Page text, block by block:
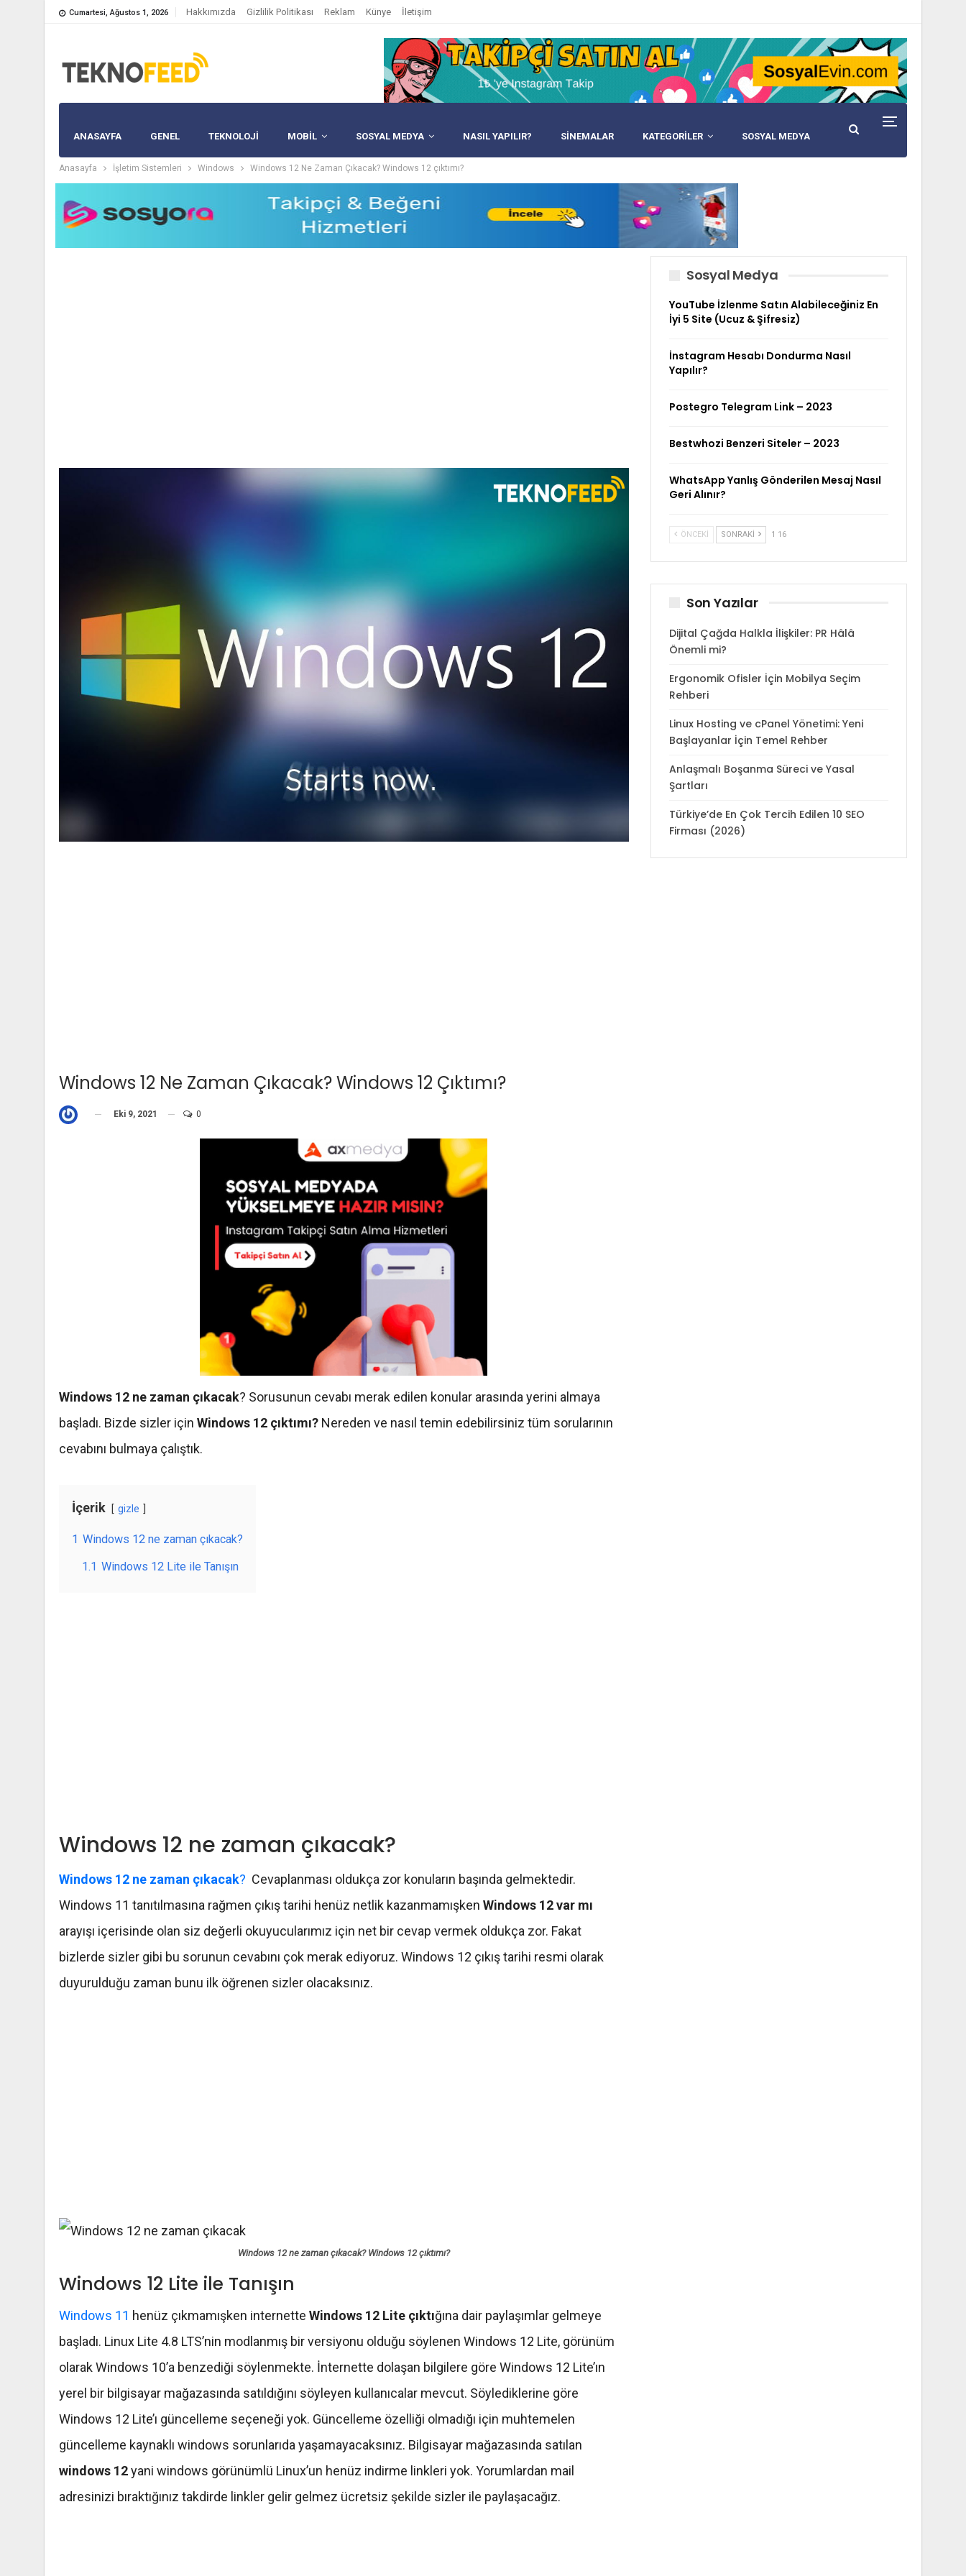
Cumartesi, Ağustos 1, 2026 Hakkımızda Gizlilik Politikası Reklam Künye İletişim
ANASAYFA GENEL TEKNOLOJİ MOBIL SOSYAL MEDYA NASIL YAPILIR? SINEMALAR KATEGORİLER SOSYAL MEDYA
Anasayfa İşletim Sistemleri Windows Windows 12 Ne Zaman Çıkacak? Windows 12 çıktımı?
Windows 12 Ne Zaman Çıkacak? Windows 12 Çıktımı?
Eki 9, 2021 0
Windows 12 ne zaman çıkacak? Sorusunun cevabı merak edilen konular arasında yerini almaya
başladı. Bizde sizler için Windows 12 çıktımı? Nereden ve nasıl temin edebilirsiniz tüm sorularının
cevabını bulmaya çalıştık.
İçerik gizle
1 Windows 12 ne zaman çıkacak?
1.1 Windows 12 Lite ile Tanışın
Windows 12 ne zaman çıkacak?
Windows 12 ne zaman çıkacak? Cevaplanması oldukça zor konuların başında gelmektedir.
Windows 11 tanıtılmasına rağmen çıkış tarihi henüz netlik kazanmamışken Windows 12 var mı
arayışı içerisinde olan siz değerli okuyucularımız için net bir cevap vermek oldukça zor. Fakat
bizlerde sizler gibi bu sorunun cevabını çok merak ediyoruz. Windows 12 çıkış tarihi resmi olarak
duyurulduğu zaman bunu ilk öğrenen sizler olacaksınız.
Windows 12 ne zaman çıkacak? Windows 12 çıktımı?
Windows 12 Lite ile Tanışın
Windows 11 henüz çıkmamışken internette Windows 12 Lite çıktığına dair paylaşımlar gelmeye
başladı. Linux Lite 4.8 LTS’nin modlanmış bir versiyonu olduğu söylenen Windows 12 Lite, görünüm
olarak Windows 10’a benzediği söylenmekte. İnternette dolaşan bilgilere göre Windows 12 Lite’ın
yerel bir bilgisayar mağazasında satıldığını söyleyen kullanıcalar mevcut. Söylediklerine göre
Windows 12 Lite’ı güncelleme seçeneği yok. Güncelleme özelliği olmadığı için muhtemelen
güncelleme kaynaklı windows sorunlarıda yaşamayacaksınız. Bilgisayar mağazasında satılan
windows 12yani windows görünümlü Linux’un henüz indirme linkleri yok. Yorumlardan mail
adresinizi bıraktığınız takdirde linkler gelir gelmez ücretsiz şekilde sizler ile paylaşacağız.
Sosyal Medya
YouTube İzlenme Satın Alabileceğiniz En
İyi 5 Site (Ucuz & Şifresiz)
İnstagram Hesabı Dondurma Nasıl
Yapılır?
Postegro Telegram Link – 2023
Bestwhozi Benzeri Siteler – 2023
WhatsApp Yanlış Gönderilen Mesaj Nasıl
Geri Alınır?
ÖNCEKI SONRAKI 1 16
Son Yazılar
Dijital Çağda Halkla İlişkiler: PR Hâlâ
Önemli mi?
Ergonomik Ofisler İçin Mobilya Seçim
Rehberi
Linux Hosting ve cPanel Yönetimi: Yeni
Başlayanlar İçin Temel Rehber
Anlaşmalı Boşanma Süreci ve Yasal
Şartları
Türkiye’de En Çok Tercih Edilen 10 SEO
Firması (2026)